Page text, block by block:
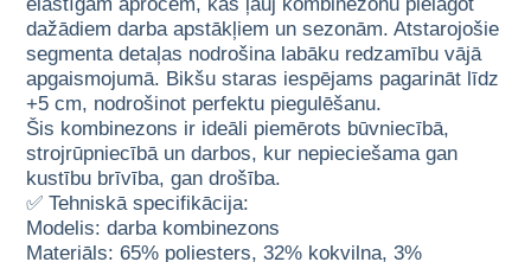
elastīgām aprocēm, kas ļauj kombinezonu pielāgot
dažādiem darba apstākļiem un sezonām. Atstarojošie
segmenta detaļas nodrošina labāku redzamību vājā
apgaismojumā. Bikšu staras iespējams pagarināt līdz
+5 cm, nodrošinot perfektu piegulēšanu.
Šis kombinezons ir ideāli piemērots būvniecībā,
strojrūpniecībā un darbos, kur nepieciešama gan
kustību brīvība, gan drošība.
✅ Tehniskā specifikācija:
Modelis: darba kombinezons
Materiāls: 65% poliesters, 32% kokvilna, 3%